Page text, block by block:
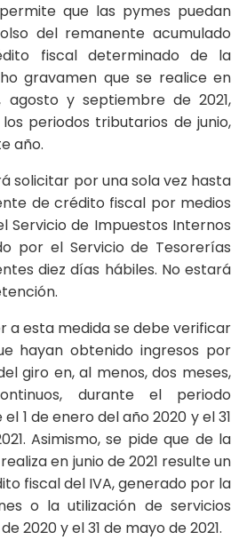
que las pymes puedan
del remanente acumulado
fiscal determinado de la
gravamen que se realice en
agosto y septiembre de 2021,
periodos tributarios de junio,
año.
solicitar por una sola vez hasta
de crédito fiscal por medios
Servicio de Impuestos Internos
por el Servicio de Tesorerías
diez días hábiles. No estará
a esta medida se debe verificar
hayan obtenido ingresos por
giro en, al menos, dos meses,
durante el periodo
1 de enero del año 2020 y el 31
Asimismo, se pide que de la
en junio de 2021 resulte un
fiscal del IVA, generado por la
o la utilización de servicios
2020 y el 31 de mayo de 2021.